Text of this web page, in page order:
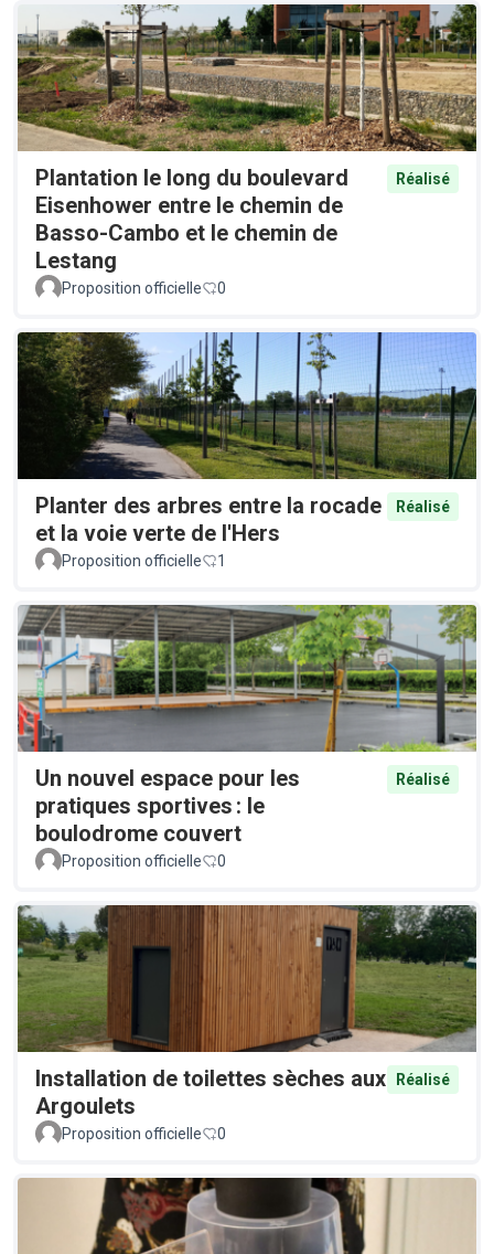
Plantation le long du boulevard
Eisenhower entre le chemin de
Basso-Cambo et le chemin de
Lestang
Réalisé
Proposition officielle 0
Planter des arbres entre la rocade
et la voie verte de l'Hers
Réalisé
Proposition officielle 1
Un nouvel espace pour les
pratiques sportives : le
boulodrome couvert
Réalisé
Proposition officielle 0
Installation de toilettes sèches aux
Argoulets
Réalisé
Proposition officielle 0